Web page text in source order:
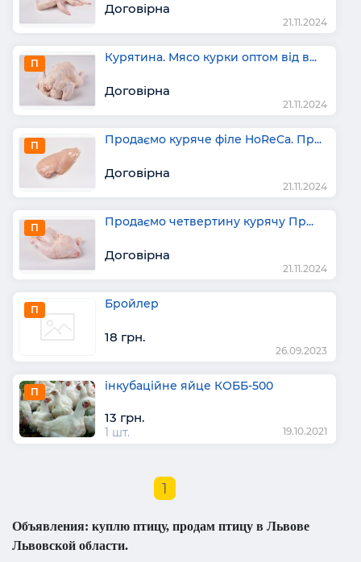
Договірна
21.11.2024
П Курятина. Мясо курки оптом від в...
Договірна
21.11.2024
П Продаємо куряче філе HoReCa. Пр...
Договірна
21.11.2024
П Продаємо четвертину курячу Пр...
Договірна
21.11.2024
П Бройлер
18 грн.
26.09.2023
П інкубаційне яйце КОББ-500
13 грн.
1 шт. 19.10.2021
1
Объявления: куплю птицу, продам птицу в Львове
Львовской области.